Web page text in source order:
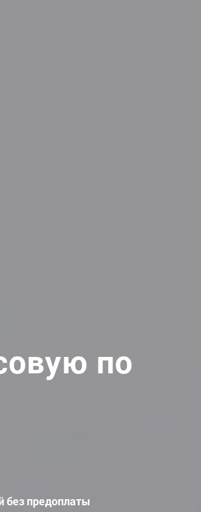
по
без предоплаты